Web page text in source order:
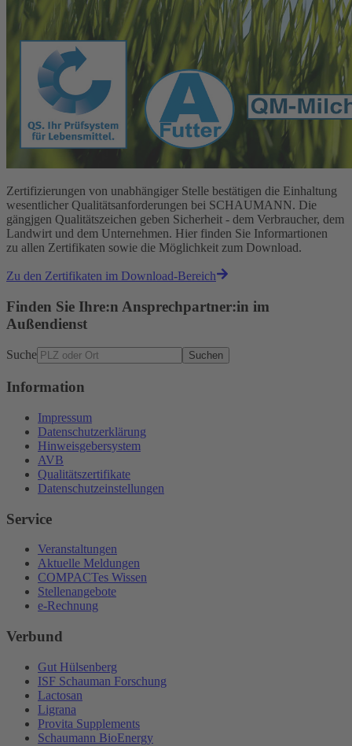
Zertifizierungen von unabhängiger Stelle bestätigen die Einhaltung
wesentlicher Qualitätsanforderungen bei SCHAUMANN. Die
gängjgen Qualitätszeichen geben Sicherheit - dem Verbraucher, dem
Landwirt und dem Unternehmen. Hier finden Sie Informartionen
zu allen Zertifikaten sowie die Möglichkeit zum Download.
Zu den Zertifikaten im Download-Bereich
Finden Sie Ihre:n Ansprechpartner:in im
Außendienst
Suche Suchen
Information
Impressum
Datenschutzerklärung
Hinweisgebersystem
AVB
Qualitätszertifikate
Datenschutzeinstellungen
Service
Veranstaltungen
Aktuelle Meldungen
COMPACTes Wissen
Stellenangebote
e-Rechnung
Verbund
Gut Hülsenberg
ISF Schauman Forschung
Lactosan
Ligrana
Provita Supplements
Schaumann BioEnergy